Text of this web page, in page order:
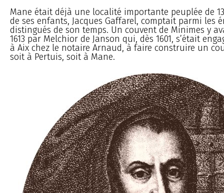
Mane était déjà une localité importante peuplée de
de ses enfants, Jacques Gaffarel, comptait parmi les
distingués de son temps. Un couvent de Minimes y
1613 par Melchior de Janson qui, dès 1601, s’était
à Aix chez le notaire Arnaud, à faire construire un
soit à Pertuis, soit à Mane.